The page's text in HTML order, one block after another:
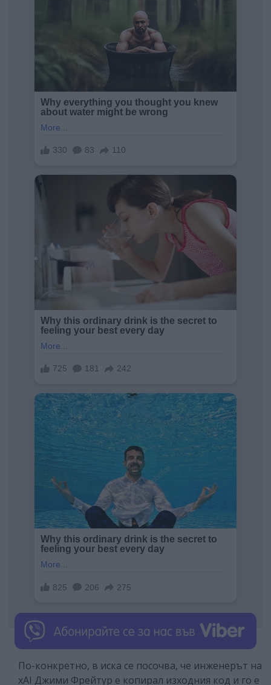
По-конкретно, в иска се посочва, че инженерът на
xAI Джими Фрейтур е копирал изходния код и го е